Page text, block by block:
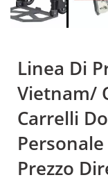
Linea Di
Vietnam/
Carrelli
Prezzo